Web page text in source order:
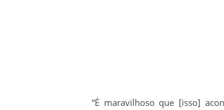
“É maravilhoso que [isso]